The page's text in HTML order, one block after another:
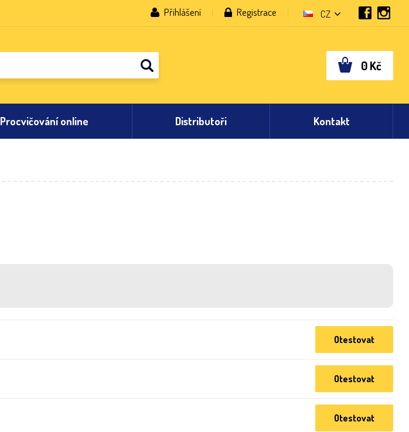
Přihlášení Registrace CZ
0Kč
Procvičování online Distributoři Kontakt
Otestovat
Otestovat
Otestovat